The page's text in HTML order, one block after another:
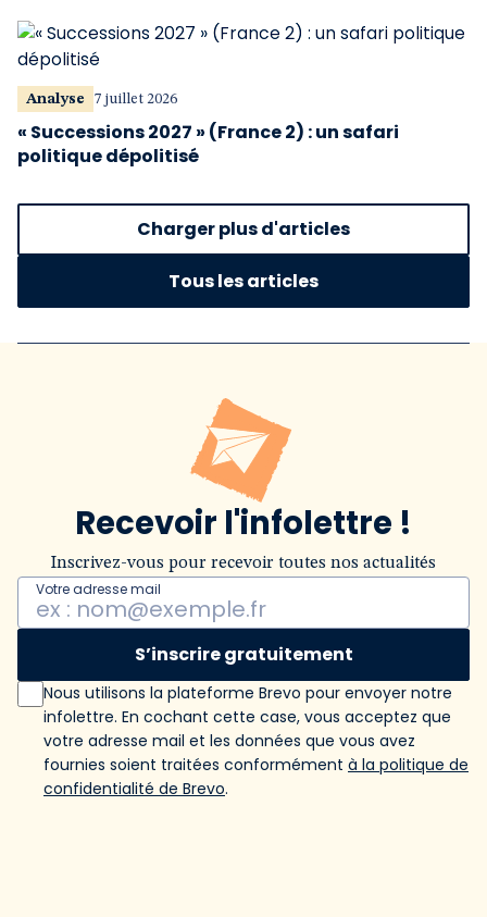
Analyse 7 juillet 2026
« Successions 2027 » (France 2) : un safari
politique dépolitisé
Charger plus d'articles
Tous les articles
Recevoir l'infolettre !
Inscrivez-vous pour recevoir toutes nos actualités
Votre adresse mail
S’inscrire gratuitement
Nous utilisons la plateforme Brevo pour envoyer notre
infolettre. En cochant cette case, vous acceptez que
votre adresse mail et les données que vous avez
fournies soient traitées conformément à la politique de
confidentialité de Brevo.